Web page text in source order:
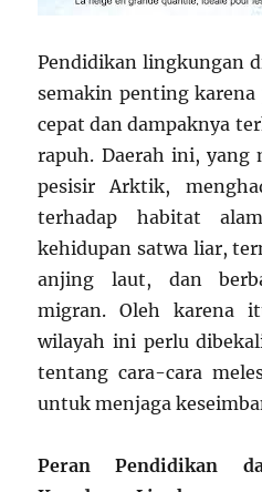
Pendidikan lingkungan
semakin penting
cepat dan dampaknya
rapuh. Daerah ini,
pesisir Arktik,
terhadap habitat
kehidupan satwa liar,
anjing laut, dan
migran. Oleh karena
wilayah ini perlu
tentang cara-cara
untuk menjaga
Peran Pendidikan